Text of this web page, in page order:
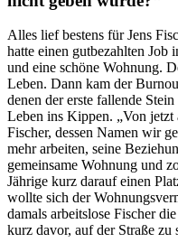
Alles lief bestens für Jens
hatte einen gutbezahlten Job
und eine schöne Wohnung.
Leben. Dann kam der
denen der erste fallende
Leben ins Kippen. „Von jetzt
Fischer, dessen Namen wir
mehr arbeiten, seine
gemeinsame Wohnung und
Jährige kurz darauf einen
wollte sich der
damals arbeitslose Fischer
kurz davor, auf der Straße zu